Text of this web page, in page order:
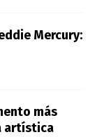
Mercury:
más
artística